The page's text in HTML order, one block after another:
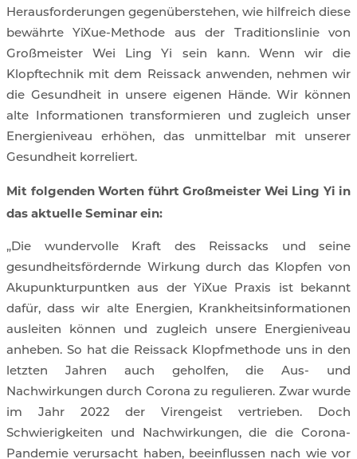
Herausforderungen gegenüberstehen, wie hilfreich diese
bewährte YiXue-Methode aus der Traditionslinie von
Großmeister Wei Ling Yi sein kann. Wenn wir die
Klopftechnik mit dem Reissack anwenden, nehmen wir
die Gesundheit in unsere eigenen Hände. Wir können
alte Informationen transformieren und zugleich unser
Energieniveau erhöhen, das unmittelbar mit unserer
Gesundheit korreliert.
Mit folgenden Worten führt Großmeister Wei Ling Yi in
das aktuelle Seminar ein:
„Die wundervolle Kraft des Reissacks und seine
gesundheitsfördernde Wirkung durch das Klopfen von
Akupunkturpuntken aus der YiXue Praxis ist bekannt
dafür, dass wir alte Energien, Krankheitsinformationen
ausleiten können und zugleich unsere Energieniveau
anheben. So hat die Reissack Klopfmethode uns in den
letzten Jahren auch geholfen, die Aus- und
Nachwirkungen durch Corona zu regulieren. Zwar wurde
im Jahr 2022 der Virengeist vertrieben. Doch
Schwierigkeiten und Nachwirkungen, die die Corona-
Pandemie verursacht haben, beeinflussen nach wie vor